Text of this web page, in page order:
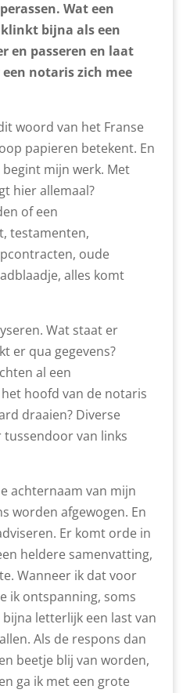
Wat een
bijna als een
en passeren en laat
notaris zich mee
woord van het Franse
papieren betekent. En
mijn werk. Met
hier allemaal?
of een
testamenten,
oude
alles komt
Wat staat er
er qua gegevens?
al een
hoofd van de notaris
draaien? Diverse
tussendoor van links
achternaam van mijn
worden afgewogen. En
Er komt orde in
heldere samenvatting,
Wanneer ik dat voor
ik ontspanning, soms
letterlijk een last van
Als de respons dan
beetje blij van worden,
ga ik met een grote